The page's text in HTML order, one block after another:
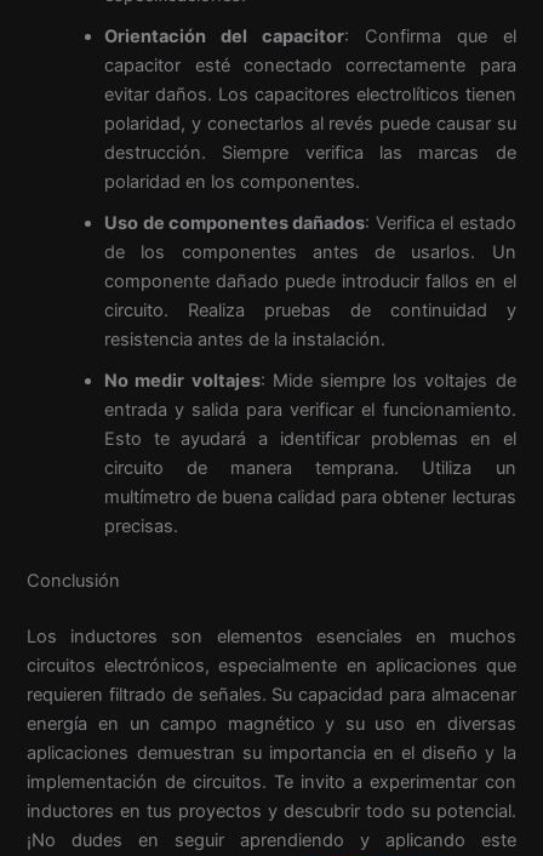
Orientación del capacitor: Confirma que el
capacitor esté conectado correctamente para
evitar daños. Los capacitores electrolíticos tienen
polaridad, y conectarlos al revés puede causar su
destrucción. Siempre verifica las marcas de
polaridad en los componentes.
Uso de componentes dañados: Verifica el estado
de los componentes antes de usarlos. Un
componente dañado puede introducir fallos en el
circuito. Realiza pruebas de continuidad y
resistencia antes de la instalación.
No medir voltajes: Mide siempre los voltajes de
entrada y salida para verificar el funcionamiento.
Esto te ayudará a identificar problemas en el
circuito de manera temprana. Utiliza un
multímetro de buena calidad para obtener lecturas
precisas.
Conclusión
Los inductores son elementos esenciales en muchos
circuitos electrónicos, especialmente en aplicaciones que
requieren filtrado de señales. Su capacidad para almacenar
energía en un campo magnético y su uso en diversas
aplicaciones demuestran su importancia en el diseño y la
implementación de circuitos. Te invito a experimentar con
inductores en tus proyectos y descubrir todo su potencial.
¡No dudes en seguir aprendiendo y aplicando este